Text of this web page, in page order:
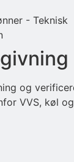
og
VVS, køl og